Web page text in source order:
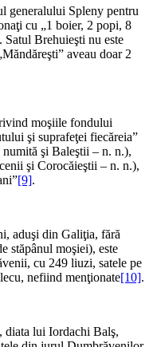
generalului Spleny pentru
cu „1 boier, 2 popi, 8
. Satul Brehuieşti nu este
aveau doar 2
moşiile fondului
şi suprafeţei fiecăreia”
şi Baleştii – n. n.),
şi Corocăieştii – n. n.),
[9].
aduşi din Galiţia, fără
stăpânul moşiei), este
cu 249 liuzi, satele pe
nefiind menţionate[10].
diata lui Iordachi Balş,